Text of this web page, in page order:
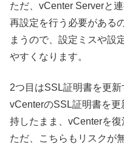
ただ、vCenter Serverと
再設定を行う必要がある
まうので、設定ミスや設
やすくなります。
2つ目はSSL証明書を更新
vCenterのSSL証明書を
持したまま、vCenterを復
ただ、こちらもリスクが